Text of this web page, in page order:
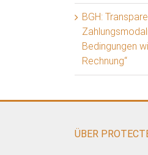
BGH:
Bedingungen
Rechnung“
ÜBER